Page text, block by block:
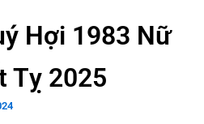
Hợi 1983 Nữ
Tỵ 2025